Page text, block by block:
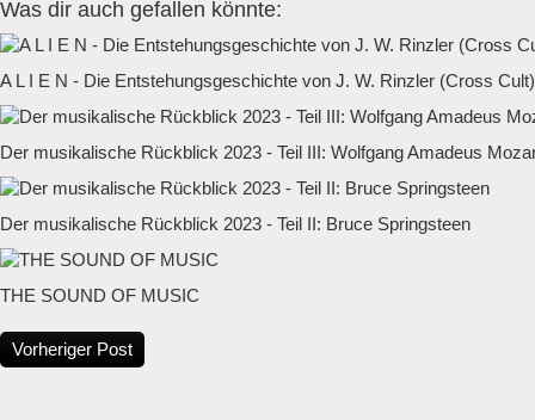
Was dir auch gefallen könnte:
A L I E N - Die Entstehungsgeschichte von J. W. Rinzler (Cross Cult)
Der musikalische Rückblick 2023 - Teil III: Wolfgang Amadeus
Der musikalische Rückblick 2023 - Teil II: Bruce Springsteen
THE SOUND OF MUSIC
Vorheriger Post